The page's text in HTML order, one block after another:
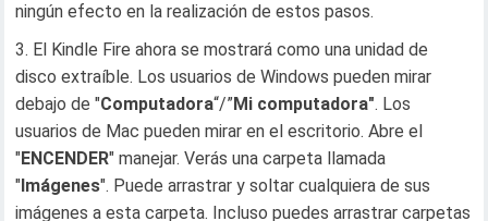
ningún efecto en la realización de estos pasos.
El Kindle Fire ahora se mostrará como una unidad de
disco extraíble. Los usuarios de Windows pueden mirar
debajo de "Computadora“/”Mi computadora". Los
usuarios de Mac pueden mirar en el escritorio. Abre el
"ENCENDER" manejar. Verás una carpeta llamada
"Imágenes". Puede arrastrar y soltar cualquiera de sus
imágenes a esta carpeta. Incluso puedes arrastrar carpetas